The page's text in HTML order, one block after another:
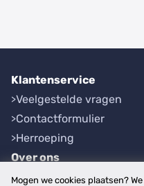
Klantenservice
Veelgestelde vragen
Contactformulier
Herroeping
Over ons
Bedrijfsgegevens
Mogen we cookies plaatsen?